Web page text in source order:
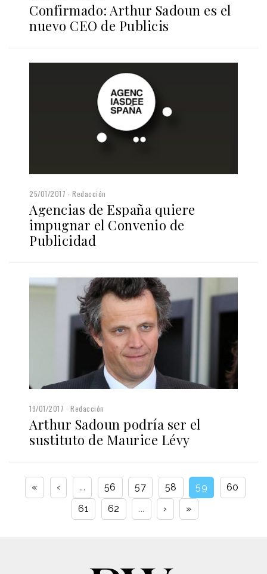
Confirmado: Arthur Sadoun es el
nuevo CEO de Publicis
25/01/2017 Redacción
Agencias de España quiere
impugnar el Convenio de
Publicidad
19/01/2017 Redacción
Arthur Sadoun podría ser el
sustituto de Maurice Lévy
« ‹ ... 56 57 58 59
60
61
62 ... › »